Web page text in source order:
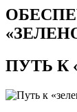
ПУТЬ К